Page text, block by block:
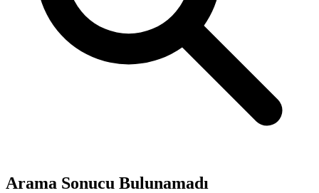
Arama Sonucu Bulunamadı